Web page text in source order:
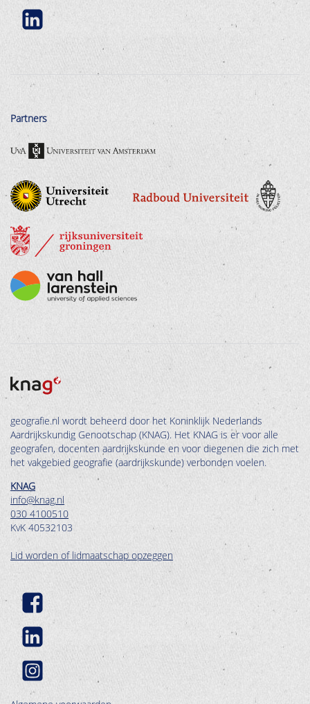
Partners
geografie.nl wordt beheerd door het Koninklijk Nederlands
Aardrijkskundig Genootschap (KNAG). Het KNAG is er voor alle
geografen, docenten aardrijkskunde en voor diegenen die zich met
het vakgebied geografie (aardrijkskunde) verbonden voelen.
KNAG
info@knag.nl
030 4100510
KvK 40532103
Lid worden of lidmaatschap opzeggen